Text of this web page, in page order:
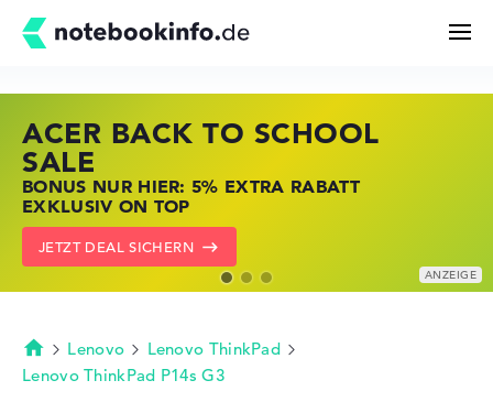
Kaufberatung
Technik & Wissen
ACER BACK TO SCHOOL
SALE
BONUS NUR HIER: 5% EXTRA RABATT
EXKLUSIV ON TOP
JETZT DEAL SICHERN
HP STORE SSV DEALS
JETZT ZUGREIFEN: NOTEBOOKS BEI HP
KRÄFTIG REDUZIERT
ZU DEN HP ANGEBOTEN
LENOVO LAPTOP DEALS
NOTEBOOKS BEI LENOVO JETZT
KRÄFTIG REDUZIERT
LENOVO DEALS ZEIGEN
Startseite
Lenovo
Lenovo ThinkPad
Lenovo ThinkPad P14s G3